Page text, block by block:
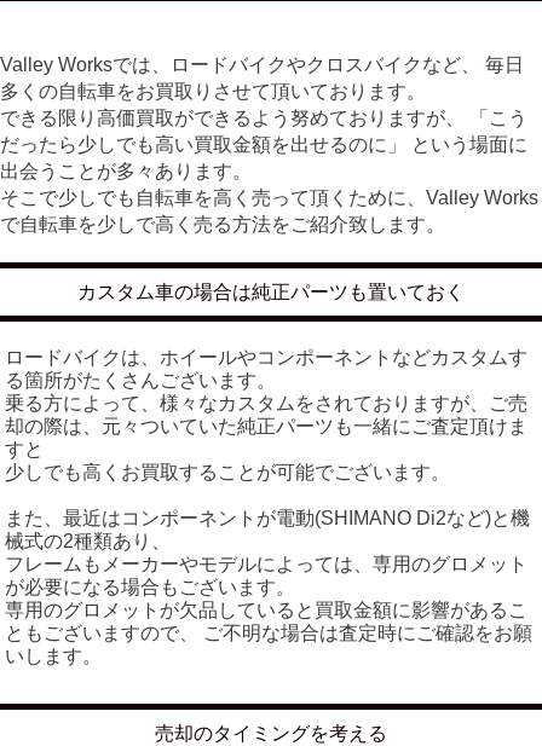
Valley Worksでは、ロードバイクやクロスバイクなど、 毎日
多くの自転車をお買取りさせて頂いております。
できる限り高価買取ができるよう努めておりますが、 「こう
だったら少しでも高い買取金額を出せるのに」 という場面に
出会うことが多々あります。
そこで少しでも自転車を高く売って頂くために、Valley Works
で自転車を少しで高く売る方法をご紹介致します。
カスタム車の場合は純正パーツも置いておく
ロードバイクは、ホイールやコンポーネントなどカスタムす
る箇所がたくさんございます。
乗る方によって、様々なカスタムをされておりますが、ご売
却の際は、元々ついていた純正パーツも一緒にご査定頂けま
すと
少しでも高くお買取することが可能でございます。
また、最近はコンポーネントが電動(SHIMANO Di2など)と機
械式の2種類あり、
フレームもメーカーやモデルによっては、専用のグロメット
が必要になる場合もございます。
専用のグロメットが欠品していると買取金額に影響があるこ
ともございますので、 ご不明な場合は査定時にご確認をお願
いします。
売却のタイミングを考える